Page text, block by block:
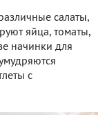
салаты,
яйца, томаты,
начинки для
с